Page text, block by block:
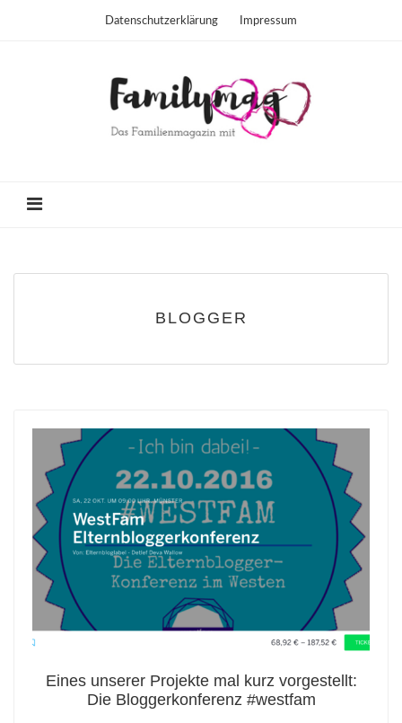
Datenschutzerklärung Impressum
BLOGGER
Eines unserer Projekte mal kurz vorgestellt:
Die Bloggerkonferenz #westfam